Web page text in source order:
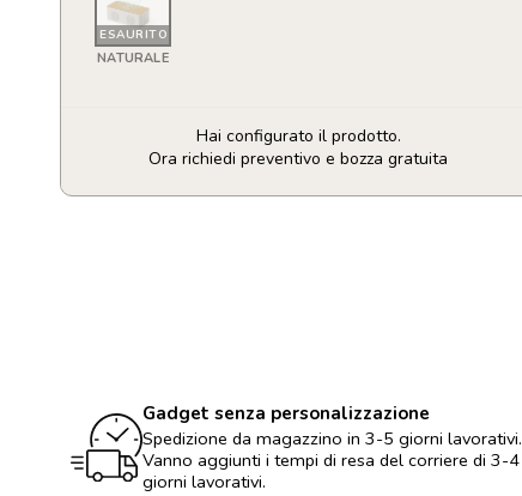
ESAURITO
NATURALE
Hai configurato il prodotto.
Ora richiedi preventivo e bozza gratuita
Altoparlante
Gadget senza personalizzazione
Spedizione da magazzino in 3-5 giorni lavorativi.
Vanno aggiunti i tempi di resa del corriere di 3-4
giorni lavorativi.